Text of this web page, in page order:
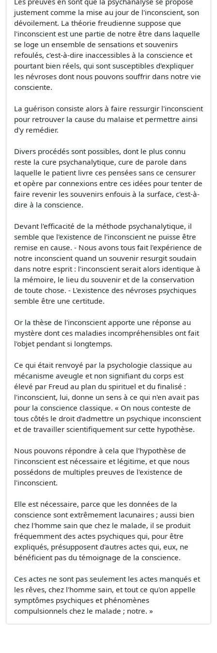
justement comme la mise au jour de l'inconscient, son
dévoilement. La théorie freudienne suppose que
l'inconscient est une partie de notre être dans laquelle
se loge un ensemble de sensations et souvenirs
refoulés, c'est-à-dire inaccessibles à la conscience et
pourtant bien réels, qui sont susceptibles d'expliquer
les névroses dont nous pouvons souffrir dans notre vie
consciente.
La guérison consiste alors à faire ressurgir l'inconscient
pour retrouver la cause du malaise et permettre ainsi
d'y remédier.
Divers procédés sont possibles, dont le plus connu
reste la cure psychanalytique, cure de parole dans
laquelle le patient livre ces pensées sans ce censurer
et opère par connexions entre ces idées pour tenter de
faire revenir les souvenirs enfouis à la surface, c'est-à-
dire à la conscience.
Devant l'efficacité de la méthode psychanalytique, il
semble que l'existence de l'inconscient ne puisse être
remise en cause. - Nous avons tous fait l'expérience de
notre inconscient quand un souvenir resurgit soudain
dans notre esprit : l'inconscient serait alors identique à
la mémoire, le lieu du souvenir et de la conservation
de toute chose. - L'existence des névroses psychiques
semble être une certitude.
Or la thèse de l'inconscient apporte une réponse au
mystère dont ces maladies incompréhensibles ont fait
l'objet pendant si longtemps.
Ce qui était renvoyé par la psychologie classique au
mécanisme aveugle et non signifiant du corps est
élevé par Freud au plan du spirituel et du finalisé :
l'inconscient, lui, donne un sens à ce qui n'en avait pas
pour la conscience classique. « On nous conteste de
tous côtés le droit d'admettre un psychique inconscient
et de travailler scientifiquement sur cette hypothèse.
Nous pouvons répondre à cela que l'hypothèse de
l'inconscient est nécessaire et légitime, et que nous
possédons de multiples preuves de l'existence de
l'inconscient.
Elle est nécessaire, parce que les données de la
conscience sont extrêmement lacunaires ; aussi bien
chez l'homme sain que chez le malade, il se produit
fréquemment des actes psychiques qui, pour être
expliqués, présupposent d'autres actes qui, eux, ne
bénéficient pas du témoignage de la conscience.
Ces actes ne sont pas seulement les actes manqués et
les rêves, chez l'homme sain, et tout ce qu'on appelle
symptômes psychiques et phénomènes
compulsionnels chez le malade ; notre. »